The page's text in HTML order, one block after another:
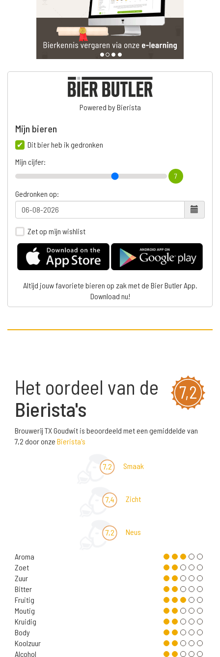
Powered by Bierista
Mijn bieren
Dit bier heb ik gedronken
Mijn cijfer:
7
Gedronken op:
Zet op mijn wishlist
Altijd jouw favoriete bieren op zak met de Bier Butler App.
Download nu!
7,2
Het oordeel van de
Bierista's
Brouwerij TX Goudwit is beoordeeld met een gemiddelde van
7,2 door onze Bierista's
7,2 Smaak
7,4 Zicht
7,2 Neus
Aroma
Zoet
Zuur
Bitter
Fruitig
Moutig
Kruidig
Body
Koolzuur
Alcohol